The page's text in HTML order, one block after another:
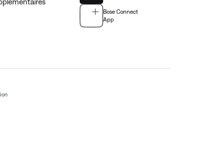
Bose Connect
App